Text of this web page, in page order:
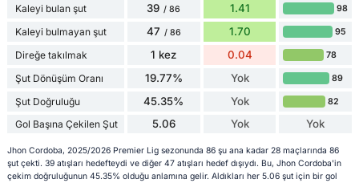
Kaleyi bulan şut 39 / 86 1.41 98
Kaleyi bulmayan şut 47 / 86 1.70 95
Direğe takılmak 1 kez 0.04 78
Şut Dönüşüm Oranı 19.77% Yok 89
Şut Doğruluğu 45.35% Yok 82
Gol Başına Çekilen Şut 5.06 Yok Yok
Jhon Cordoba, 2025/2026 Premier Lig sezonunda 86 şu ana kadar 28 maçlarında 86
şut çekti. 39 atışları hedefteydi ve diğer 47 atışları hedef dışıydı. Bu, Jhon Cordoba'in
çekim doğruluğunun 45.35% olduğu anlamına gelir. Aldıkları her 5.06 şut için bir gol